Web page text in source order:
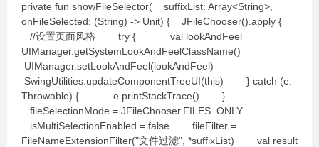
private fun showFileSelector( suffixList: Array<String>,
onFileSelected: (String) -> Unit) { JFileChooser().apply {
//设置页面风格 try { val lookAndFeel =
UIManager.getSystemLookAndFeelClassName()
UIManager.setLookAndFeel(lookAndFeel)
SwingUtilities.updateComponentTreeUI(this) } catch (e:
Throwable) { e.printStackTrace() }
fileSelectionMode = JFileChooser.FILES_ONLY
isMultiSelectionEnabled = false fileFilter =
FileNameExtensionFilter("文件过滤", *suffixList) val result